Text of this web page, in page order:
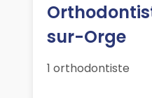
sur-Orge
1 orthodontiste